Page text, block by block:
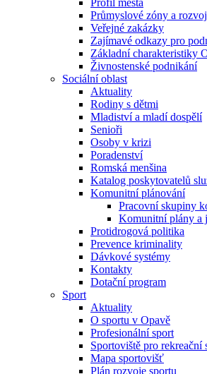
Profil města
Průmyslové zóny a
Veřejné zakázky
Zajímavé odkazy pro
Základní charakteristiky
Živnostenské podnikání
Sociální oblast
Aktuality
Rodiny s dětmi
Mladiství a mladí dospělí
Senioři
Osoby v krizi
Poradenství
Romská menšina
Katalog poskytovatelů
Komunitní plánování
Pracovní skupiny
Komunitní plány a
Protidrogová politika
Prevence kriminality
Dávkové systémy
Kontakty
Dotační program
Sport
Aktuality
O sportu v Opavě
Profesionální sport
Sportoviště pro rekreační
Mapa sportovišť
Plán rozvoje sportu